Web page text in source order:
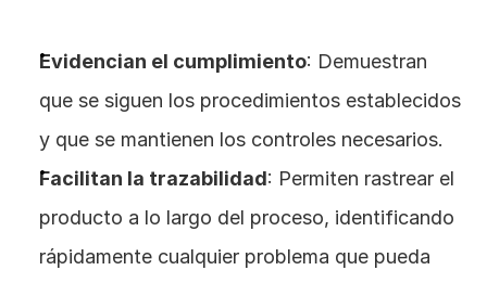
Evidencian el cumplimiento: Demuestran
que se siguen los procedimientos establecidos
y que se mantienen los controles necesarios.
Facilitan la trazabilidad: Permiten rastrear el
producto a lo largo del proceso, identificando
rápidamente cualquier problema que pueda